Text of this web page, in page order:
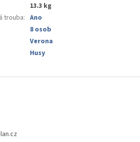
13.3 kg
trouba: Ano
8 osob
Verona
Husy